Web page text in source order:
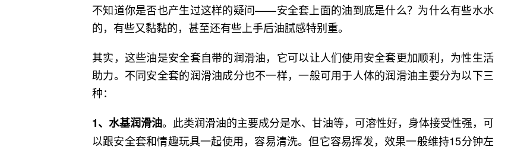
不知道你是否也产生过这样的疑问——安全套上面的油到底是什么？为什么有些水水
的，有些又黏黏的，甚至还有些上手后油腻感特别重。
其实，这些油是安全套自带的润滑油，它可以让人们使用安全套更加顺利，为性生活
助力。不同安全套的润滑油成分也不一样，一般可用于人体的润滑油主要分为以下三
种：
1、水基润滑油。此类润滑油的主要成分是水、甘油等，可溶性好，身体接受性强，可
以跟安全套和情趣玩具一起使用，容易清洗。但它容易挥发，效果一般维持15分钟左